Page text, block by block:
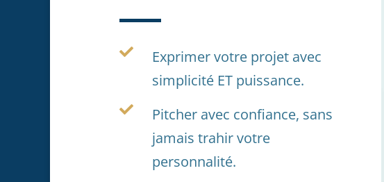

Exprimer votre projet avec
simplicité ET puissance.

Pitcher avec confiance, sans
jamais trahir votre
personnalité.